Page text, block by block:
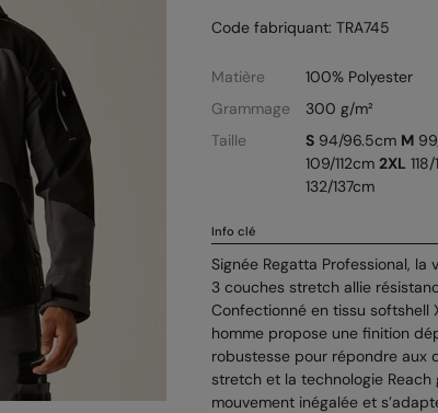
Code fabriquant: TRA745
Matière
100% Polyester
Grammage
300 g/m²
Taille
S94/96.5cm M
109/112cm 2XL
132/137cm
Info clé
Signée Regatta Professional,
3 couches stretch allie
Confectionné en tissu softshell
homme propose une finition
robustesse pour répondre aux
stretch et la technologie
mouvement inégalée et